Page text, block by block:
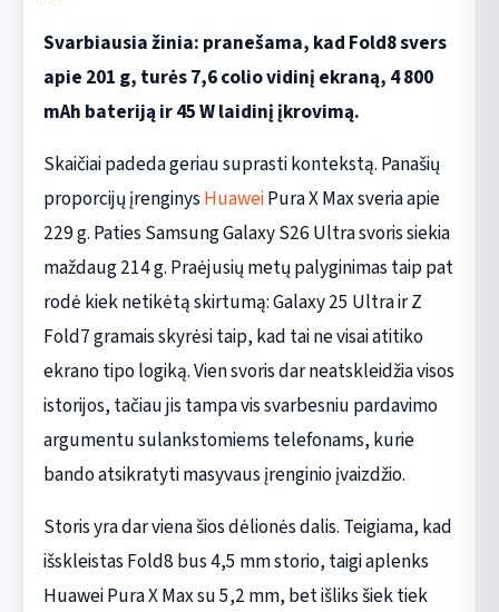
Svarbiausia žinia: pranešama, kad Fold8 svers
apie 201 g, turės 7,6 colio vidinį ekraną, 4 800
mAh bateriją ir 45 W laidinį įkrovimą.
Skaičiai padeda geriau suprasti kontekstą. Panašių
proporcijų įrenginysHuaweiPura X Max sveria apie
229 g. Paties Samsung Galaxy S26 Ultra svoris siekia
maždaug 214 g. Praėjusių metų palyginimas taip pat
rodė kiek netikėtą skirtumą: Galaxy 25 Ultra ir Z
Fold7 gramais skyrėsi taip, kad tai ne visai atitiko
ekrano tipo logiką. Vien svoris dar neatskleidžia visos
istorijos, tačiau jis tampa vis svarbesniu pardavimo
argumentu sulankstomiems telefonams, kurie
bando atsikratyti masyvaus įrenginio įvaizdžio.
Storis yra dar viena šios dėlionės dalis. Teigiama, kad
išskleistas Fold8 bus 4,5 mm storio, taigi aplenks
Huawei Pura X Max su 5,2 mm, bet išliks šiek tiek